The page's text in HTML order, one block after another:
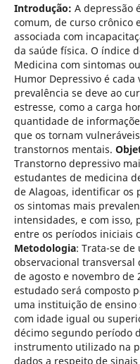
Introdução: A depressão
comum, de curso crônico
associada com
da saúde física. O índice
Medicina com sintomas
Humor Depressivo é
prevalência se deve ao
estresse, como a carga
quantidade de
que os tornam
transtornos mentais.
Transtorno depressivo
estudantes de medicina
de Alagoas, identificar os
os sintomas mais
intensidades, e com isso,
entre os períodos iniciais
Metodologia: Trata-se de
observacional transversal
de agosto e novembro de
estudado será composto
uma instituição de
com idade igual ou
décimo segundo período
instrumento utilizado na
dados a respeito de